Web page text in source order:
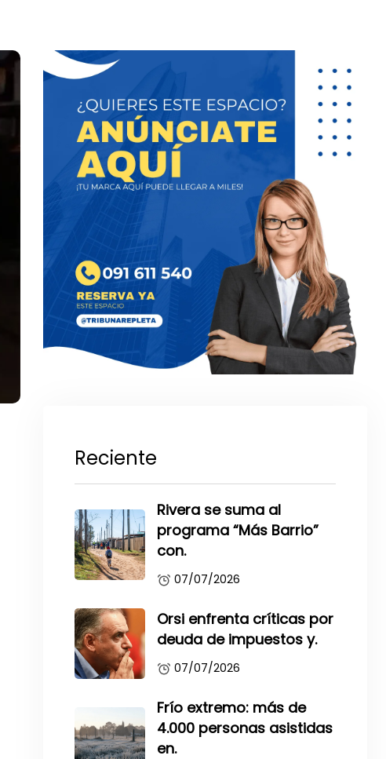
Reciente
Rivera se suma al
programa “Más Barrio”
con.
07/07/2026
Orsi enfrenta críticas por
deuda de impuestos y.
07/07/2026
Frío extremo: más de
4.000 personas asistidas
en.